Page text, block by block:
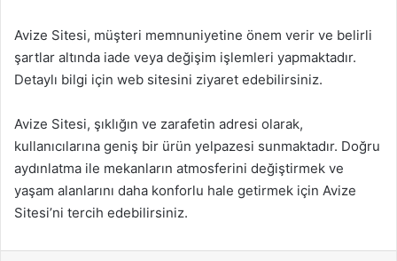
Avize Sitesi, müşteri memnuniyetine önem verir ve belirli
şartlar altında iade veya değişim işlemleri yapmaktadır.
Detaylı bilgi için web sitesini ziyaret edebilirsiniz.
Avize Sitesi, şıklığın ve zarafetin adresi olarak,
kullanıcılarına geniş bir ürün yelpazesi sunmaktadır. Doğru
aydınlatma ile mekanların atmosferini değiştirmek ve
yaşam alanlarını daha konforlu hale getirmek için Avize
Sitesi’ni tercih edebilirsiniz.